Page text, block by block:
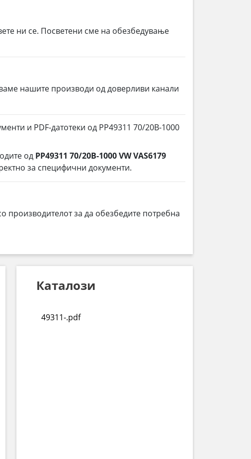
ни се. Посветени сме на обезбедување
нашите производи од доверливи канали
и PDF-датотеки од PP49311 70/20B-1000
од PP49311 70/20B-1000 VW VAS6179
за специфични документи.
за да обезбедите потребна
Каталози
49311-.pdf